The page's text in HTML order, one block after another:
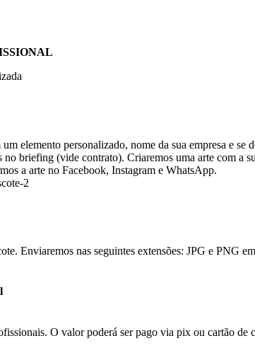
elemento personalizado, nome da sua empresa e
no briefing (vide contrato). Criaremos uma arte com
a arte no Facebook, Instagram e WhatsApp.
Enviaremos nas seguintes extensões: JPG e PNG
O valor poderá ser pago via pix ou cartão